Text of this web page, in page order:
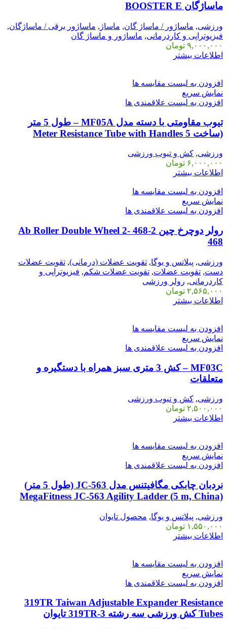
ماساژگان BOOSTER E
ورزشی, ماساژور / ماساژ گان, ماساژ , ماساژور برقی / ماساژگان,
فیزیوتراپی و کاردرمانی, ماساژور و ماساژ گان
۹,۰۰۰,۰۰۰ تومان
اطلاعات بیشتر
افزودن به لیست مقایسه ها
نمایش سریع
افزودن به لیست علاقمندی ها
تیوب مقاومتی با دسته مدل MF05A – طول 5 متر
(ساخت 5 Meter Resistance Tube with Handles
ورزشی, کش و تیوب ورزشی
۶,۰۰۰,۰۰۰ تومان
اطلاعات بیشتر
افزودن به لیست مقایسه ها
نمایش سریع
افزودن به لیست علاقمندی ها
رولر دوچرخ چین 2-468 Ab Roller Double Wheel 2-
468
ورزشی, پیلاتس و یوگا, تقویت عضلات (درمانی), تقویت عضلات
دست, تقویت عضلات, تقویت عضلات شکم, فیزیوتراپی و
کاردرمانی, رولر ورزشی
۲,۵۶۵,۰۰۰ تومان
اطلاعات بیشتر
افزودن به لیست مقایسه ها
نمایش سریع
افزودن به لیست علاقمندی ها
MF03C – کش 3 متری سبز همراه با دستگیره و
متعلقات
ورزشی, کش و تیوب ورزشی
۲,۵۰۰,۰۰۰ تومان
اطلاعات بیشتر
افزودن به لیست مقایسه ها
نمایش سریع
افزودن به لیست علاقمندی ها
نردبان چابکی مگافیتنس مدل JC-563 (طول 5 متر)
MegaFitness JC-563 Agility Ladder (5 m, China)
ورزشی, پیلاتس و یوگا, محصول تایوان
۱,۵۵۰,۰۰۰ تومان
اطلاعات بیشتر
افزودن به لیست مقایسه ها
نمایش سریع
افزودن به لیست علاقمندی ها
319TR Taiwan Adjustable Expander Resistance
Tubes کش ورزشی سه رشته 3-319TR تایوان